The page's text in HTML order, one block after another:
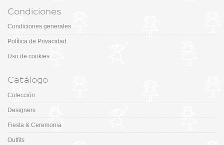
Condiciones
Condiciones generales
Política de Privacidad
Uso de cookies
Catálogo
Colección
Designers
Fiesta & Ceremonia
Outfits